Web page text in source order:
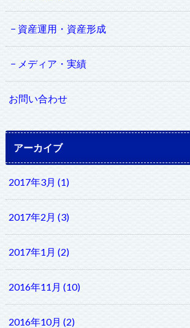
資産運用・資産形成
メディア・実績
お問い合わせ
アーカイブ
2017年3月 (1)
2017年2月 (3)
2017年1月 (2)
2016年11月 (10)
2016年10月 (2)